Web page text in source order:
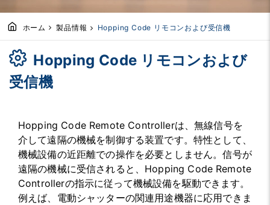
ホーム 製品情報 Hopping Code リモコンおよび受信機
Hopping Code リモコンおよび
受信機
Hopping Code Remote Controllerは、無線信号を
介して遠隔の機械を制御する装置です。特性として、
機械設備の近距離での操作を必要としません。信号が
遠隔の機械に受信されると、Hopping Code Remote
Controllerの指示に従って機械設備を駆動できます。
例えば、電動シャッターの関連用途機器に応用できま